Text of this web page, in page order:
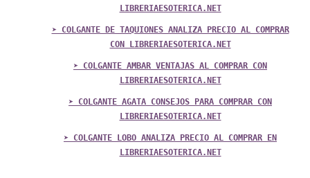
LIBRERIAESOTERICA.NET
➤ COLGANTE DE TAQUIONES ANALIZA PRECIO AL COMPRAR
CON LIBRERIAESOTERICA.NET
➤ COLGANTE AMBAR VENTAJAS AL COMPRAR CON
LIBRERIAESOTERICA.NET
➤ COLGANTE AGATA CONSEJOS PARA COMPRAR CON
LIBRERIAESOTERICA.NET
➤ COLGANTE LOBO ANALIZA PRECIO AL COMPRAR EN
LIBRERIAESOTERICA.NET